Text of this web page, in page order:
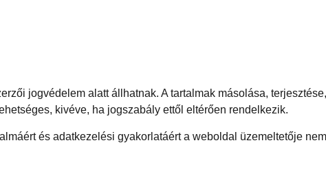
jogvédelem alatt állhatnak. A tartalmak másolása,
kivéve, ha jogszabály ettől eltérően rendelkezik.
és adatkezelési gyakorlatáért a weboldal üzemeltetője